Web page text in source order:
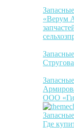
«Верум
ООО
Где